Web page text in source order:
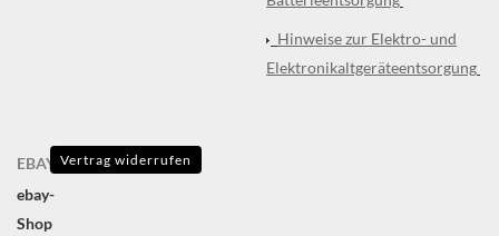
Hinweise zur Elektro- und
Elektronikaltgeräteentsorgung
EBAY
ebay-
Shop
Vertrag widerrufen